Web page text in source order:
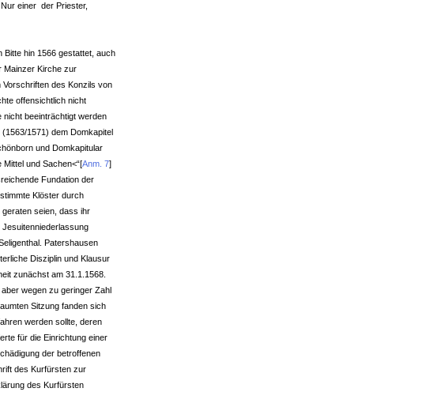
einer der Priester,
hin 1566 gestattet, auch
Mainzer Kirche zur
des Konzils von
offensichtlich nicht
beeinträchtigt werden
1571) dem Domkapitel
und Domkapitular
und Sachen<“[Anm. 7]
Fundation der
Klöster durch
seien, dass ihr
Patershausen
Disziplin und Klausur
zunächst am 31.1.1568.
wegen zu geringer Zahl
Sitzung fanden sich
werden sollte, deren
für die Einrichtung einer
der betroffenen
des Kurfürsten zur
des Kurfürsten